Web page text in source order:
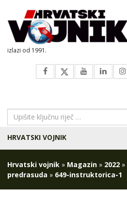
izlazi od 1991.
HRVATSKI VOJNIK
Hrvatski vojnik » Magazin » 2022 »
predrasuda » 649-instruktorica-1